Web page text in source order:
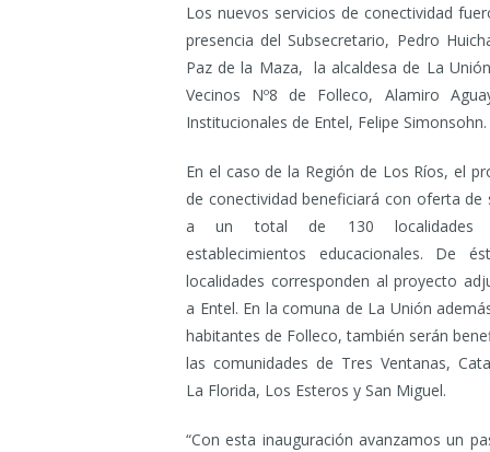
Los nuevos servicios de conectividad
presencia del Subsecretario, Pedro
Paz de la Maza, la alcaldesa de La
Vecinos Nº8 de Folleco, Alamiro
Institucionales de Entel, Felipe Simonsohn.
En el caso de la Región de Los Ríos, el
de conectividad beneficiará con oferta de
a un total de 130
establecimientos educacionales. De
localidades corresponden al proyecto
a Entel. En la comuna de La Unión
habitantes de Folleco, también serán
las comunidades de Tres Ventanas,
La Florida, Los Esteros y San Miguel.
“Con esta inauguración avanzamos un